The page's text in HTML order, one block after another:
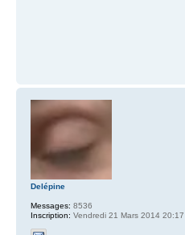
Delépine
Messages: 8536
Inscription: Vendredi 21 Mars 2014 20:17